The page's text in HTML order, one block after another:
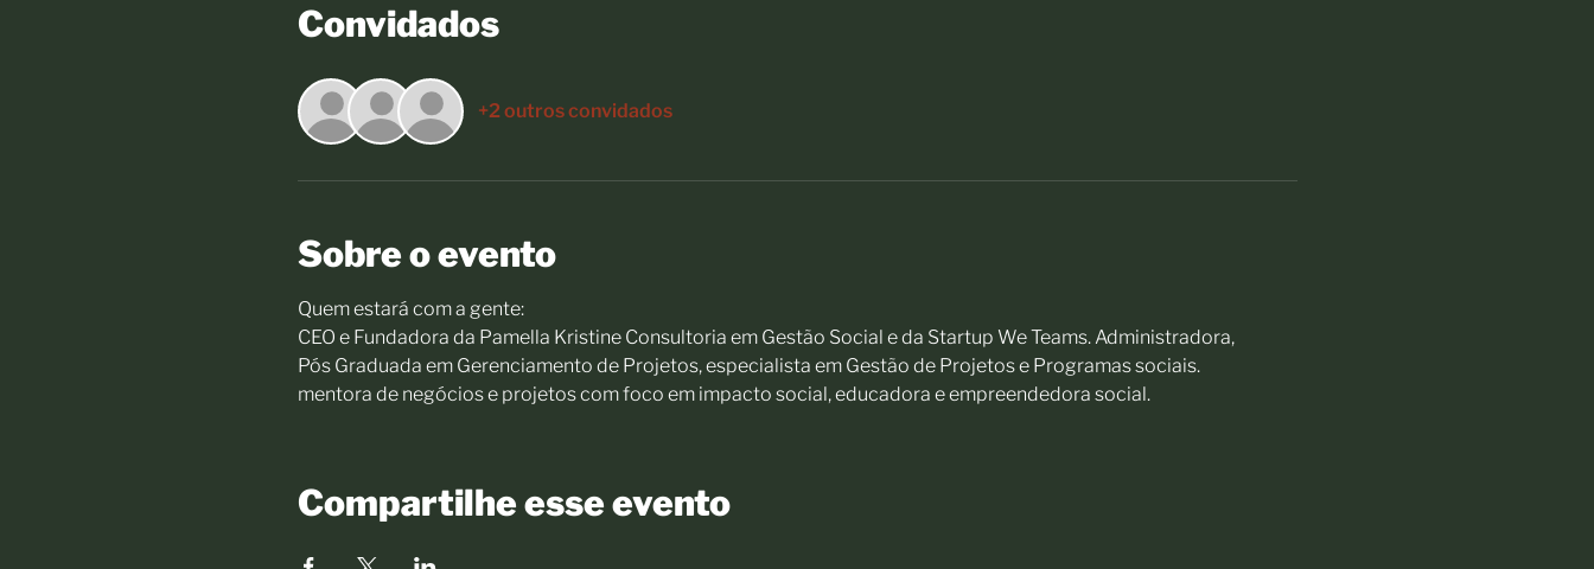
Convidados
+2 outros convidados
Sobre o evento
Quem estará com a gente:
CEO e Fundadora da Pamella Kristine Consultoria em Gestão Social e da Startup We Teams. Administradora,
Pós Graduada em Gerenciamento de Projetos, especialista em Gestão de Projetos e Programas sociais.
mentora de negócios e projetos com foco em impacto social, educadora e empreendedora social.
Compartilhe esse evento